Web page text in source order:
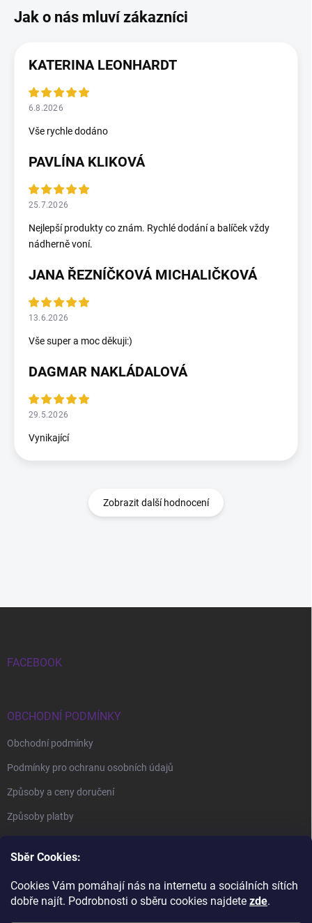
Sběr Cookies:
Cookies Vám pomáhají nás na internetu a sociálních sítích
dobře najít. Podrobnosti o sběru cookies najdete zde.
KATERINA LEONHARDT
6.8.2026
Vše rychle dodáno
PAVLÍNA KLIKOVÁ
25.7.2026
Nejlepší produkty co znám. Rychlé dodání a balíček vždy
nádherně voní.
JANA ŘEZNÍČKOVÁ MICHALIČKOVÁ
13.6.2026
Vše super a moc děkuji:)
DAGMAR NAKLÁDALOVÁ
29.5.2026
Vynikající
Zobrazit další hodnocení
FACEBOOK
OBCHODNÍ PODMÍNKY
Obchodní podmínky
Podmínky pro ochranu osobních údajů
Způsoby a ceny doručení
Způsoby platby